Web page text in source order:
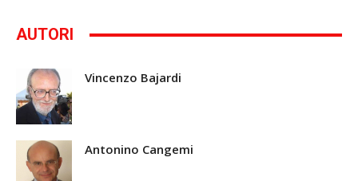
AUTORI
Vincenzo Bajardi
Antonino Cangemi